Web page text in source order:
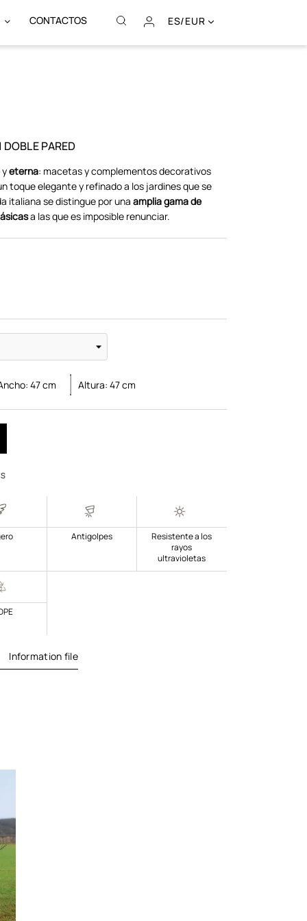
CONTACTOS ES/EUR
PARED
yeterna: macetas y complementos decorativos
toque elegante y refinado a los jardines que se
italiana se distingue por una amplia gama de
a las que es imposible renunciar.
47cm Altura:47cm
Antigolpes
Resistente a los
rayos
ultravioletas
Information file